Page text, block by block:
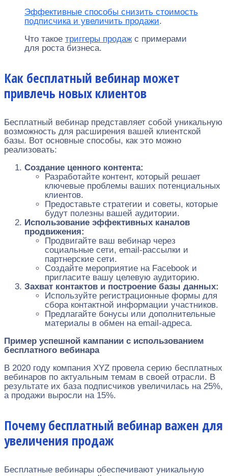
Эффективные способы снизить стоимость
подписчика и увеличить продажи.
Что такое триггеры продаж с примерами
для роста бизнеса.
Как бесплатный вебинар может
привлечь новых клиентов
Бесплатный вебинар представляет собой уникальную
возможность для расширения вашей клиентской
базы. Вот основные способы, как это можно
реализовать:
Создание ценного контента:
Разработайте контент, который решает
ключевые проблемы ваших потенциальных
клиентов.
Предоставьте стратегии и советы, которые
будут полезны вашей аудитории.
Использование эффективных каналов
продвижения:
Продвигайте ваш вебинар через
социальные сети, email-рассылки и
партнерские сети.
Создайте мероприятие на Facebook и
пригласите вашу целевую аудиторию.
Захват контактов и построение базы данных:
Используйте регистрационные формы для
сбора контактной информации участников.
Предлагайте бонусы или дополнительные
материалы в обмен на email-адреса.
Пример успешной кампании с использованием
бесплатного вебинара
В 2020 году компания XYZ провела серию бесплатных
вебинаров по актуальным темам в своей отрасли. В
результате их база подписчиков увеличилась на 25%,
а продажи выросли на 15%.
Почему бесплатный вебинар важен для
увеличения продаж
Бесплатные вебинары обеспечивают уникальную